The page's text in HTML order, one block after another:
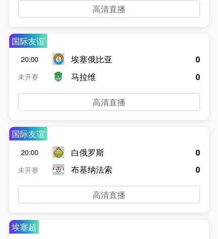
高清直播
国际友谊
20:00
未开赛
埃塞俄比亚
马拉维
0
0
高清直播
国际友谊
20:00
未开赛
白俄罗斯
布基纳法索
0
0
高清直播
埃塞超